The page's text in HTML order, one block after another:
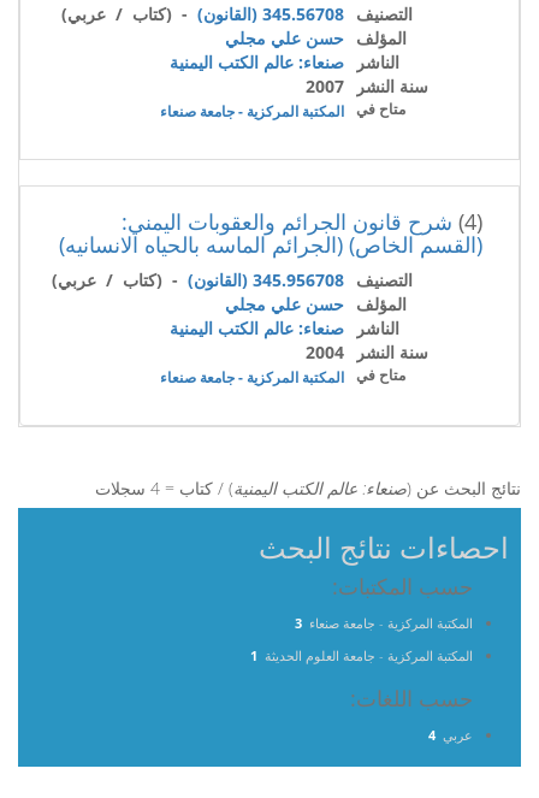
التصنيف 345.56708 (القانون)
- (كتاب / عربي)
المؤلف حسن علي مجلي
الناشر
صنعاء: عالم الكتب اليمنية
سنة النشر
2007
متاح في المكتبة المركزية - جامعة صنعاء
(4) شرح قانون الجرائم والعقوبات اليمني:
(القسم الخاص) (الجرائم الماسه بالحياه الانسانيه)
التصنيف 345.956708 (القانون)
- (كتاب / عربي)
المؤلف حسن علي مجلي
الناشر
صنعاء: عالم الكتب اليمنية
سنة النشر
2004
متاح في المكتبة المركزية - جامعة صنعاء
نتائج البحث عن (صنعاء: عالم الكتب اليمنية) / كتاب = 4 سجلات
احصاءات نتائج البحث
حسب المكتبات:
المكتبة المركزية - جامعة صنعاء 3
المكتبة المركزية - جامعة العلوم الحديثة 1
حسب اللغات:
عربي 4